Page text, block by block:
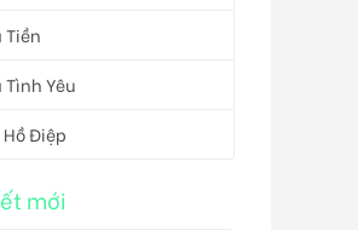
Tiền
Tình Yêu
Hồ Điệp
mới